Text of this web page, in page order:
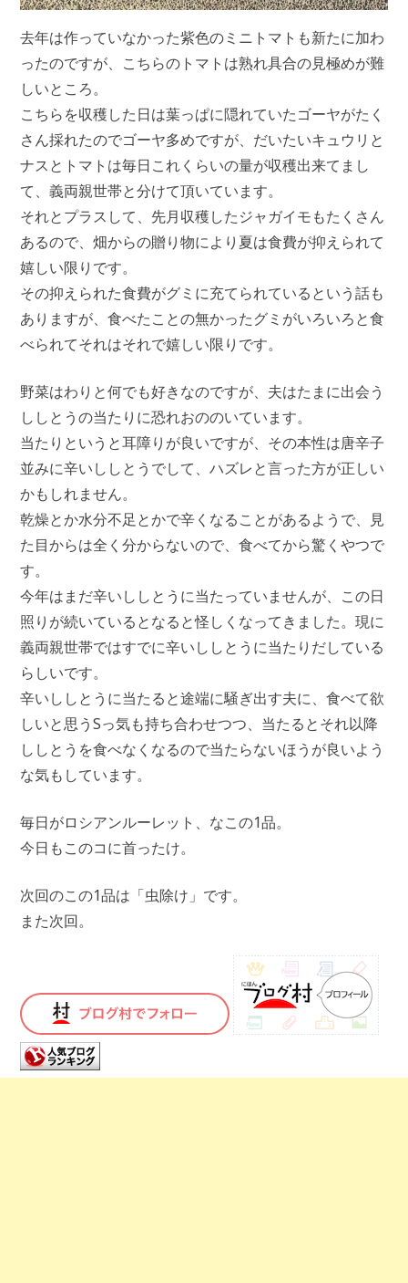
去年は作っていなかった紫色のミニトマトも新たに加わ
ったのですが、こちらのトマトは熟れ具合の見極めが難
しいところ。
こちらを収穫した日は葉っぱに隠れていたゴーヤがたく
さん採れたのでゴーヤ多めですが、だいたいキュウリと
ナスとトマトは毎日これくらいの量が収穫出来てまし
て、義両親世帯と分けて頂いています。
それとプラスして、先月収穫したジャガイモもたくさん
あるので、畑からの贈り物により夏は食費が抑えられて
嬉しい限りです。
その抑えられた食費がグミに充てられているという話も
ありますが、食べたことの無かったグミがいろいろと食
べられてそれはそれで嬉しい限りです。
野菜はわりと何でも好きなのですが、夫はたまに出会う
ししとうの当たりに恐れおののいています。
当たりというと耳障りが良いですが、その本性は唐辛子
並みに辛いししとうでして、ハズレと言った方が正しい
かもしれません。
乾燥とか水分不足とかで辛くなることがあるようで、見
た目からは全く分からないので、食べてから驚くやつで
す。
今年はまだ辛いししとうに当たっていませんが、この日
照りが続いているとなると怪しくなってきました。現に
義両親世帯ではすでに辛いししとうに当たりだしている
らしいです。
辛いししとうに当たると途端に騒ぎ出す夫に、食べて欲
しいと思うSっ気も持ち合わせつつ、当たるとそれ以降
ししとうを食べなくなるので当たらないほうが良いよう
な気もしています。
毎日がロシアンルーレット、なこの1品。
今日もこのコに首ったけ。
次回のこの1品は「虫除け」です。
また次回。